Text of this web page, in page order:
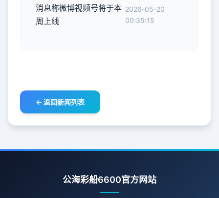
消息称微博视频号将于本
周上线
2026-05-20
00:35:15
← 返回新闻列表
公海彩船6600官方网站